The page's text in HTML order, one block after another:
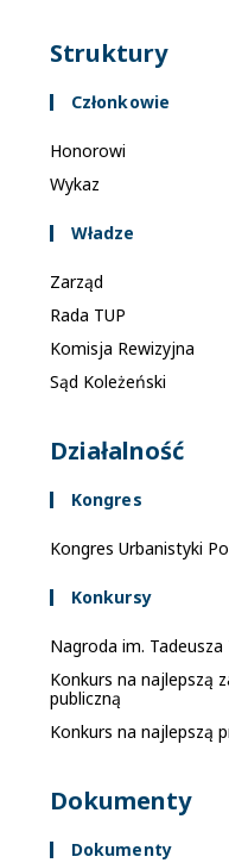
Struktury
Członkowie
Honorowi
Wykaz
Władze
Zarząd
Rada TUP
Komisja Rewizyjna
Sąd Koleżeński
Działalność
Kongres
Kongres Urbanistyki
Konkursy
Nagroda im. Tadeusza
Konkurs na najlepszą
publiczną
Konkurs na najlepszą
Dokumenty
Dokumenty